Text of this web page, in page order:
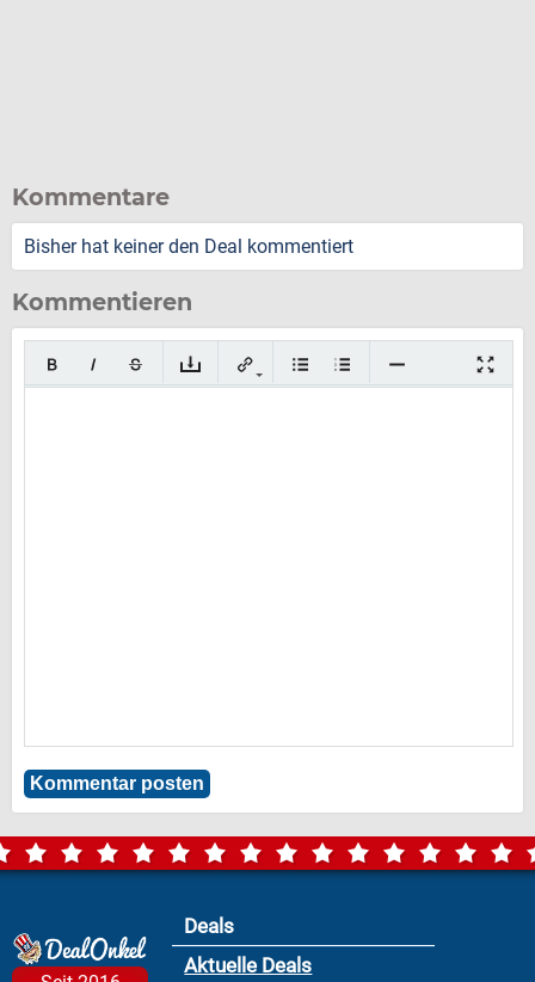
Kommentare
Bisher hat keiner den Deal kommentiert
Kommentieren
Deals
Aktuelle Deals